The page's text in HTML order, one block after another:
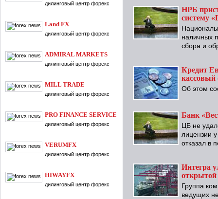
дилинговый центр форекс
Land FX
дилинговый центр форекс
ADMIRAL MARKETS
дилинговый центр форекс
MILL TRADE
дилинговый центр форекс
PRO FINANCE SERVICE
дилинговый центр форекс
VERUMFX
дилинговый центр форекс
HIWAYFX
дилинговый центр форекс
НРБ
систему
наличных
сбора и
Кредит
кассовый
Об этом
Банк
ЦБ не
лицензии
отказал в
Интегра
Группа
ведущих